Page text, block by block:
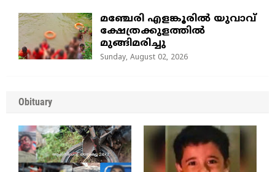
മഞ്ചേരി എളങ്കൂരിൽ യുവാവ്
ക്ഷേത്രക്കുളത്തിൽ
മുങ്ങിമരിച്ചു
Sunday, August 02, 2026
Obituary